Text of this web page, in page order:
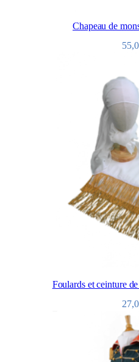
Chapeau de
Foulards et ceinture